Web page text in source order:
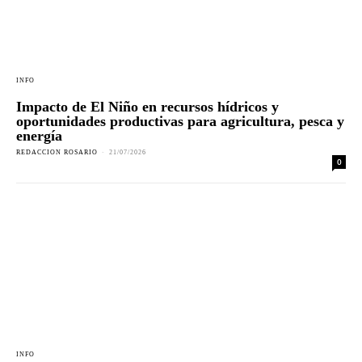
INFO
Impacto de El Niño en recursos hídricos y
oportunidades productivas para agricultura, pesca y
energía
REDACCION ROSARIO - 21/07/2026
0
INFO